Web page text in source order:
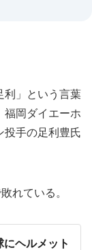
利」という言葉
福岡ダイエーホ
投手の足利豊氏
れている。
ヘルメット